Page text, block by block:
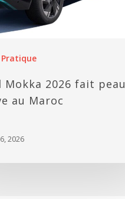
Pratique
Mokka 2026 fait peau
au Maroc
2026